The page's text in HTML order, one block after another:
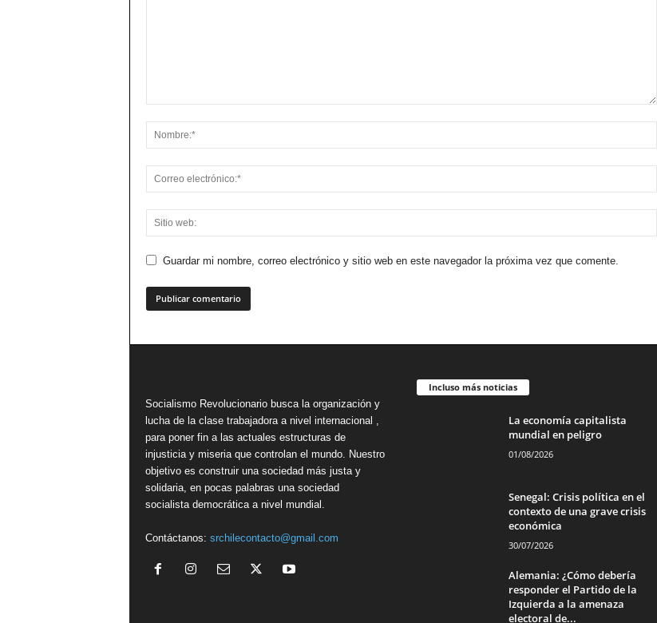
Guardar mi nombre, correo electrónico y sitio web en este navegador la próxima vez que comente.
Socialismo Revolucionario busca la organización y
lucha de la clase trabajadora a nivel internacional ,
para poner fin a las actuales estructuras de
injusticia y miseria que controlan el mundo. Nuestro
objetivo es construir una sociedad más justa y
solidaria, en pocas palabras una sociedad
socialista democrática a nivel mundial.
Contáctanos: srchilecontacto@gmail.com
Incluso más noticias
La economía capitalista
mundial en peligro
01/08/2026
Senegal: Crisis política en el
contexto de una grave crisis
económica
30/07/2026
Alemania: ¿Cómo debería
responder el Partido de la
Izquierda a la amenaza
electoral de...